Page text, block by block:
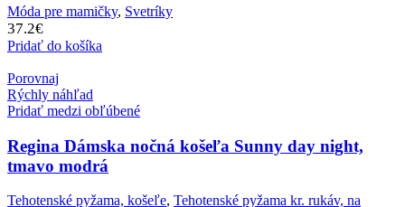
Móda pre mamičky, Svetríky
37.2€
Pridať do košíka
Porovnaj
Rýchly náhľad
Pridať medzi obľúbené
Regina Dámska nočná košeľa Sunny day night,
tmavo modrá
Tehotenské pyžama, košeľe, Tehotenské pyžama kr. rukáv, na